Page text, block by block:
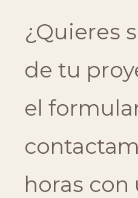
¿Quieres
de tu
el
horas con